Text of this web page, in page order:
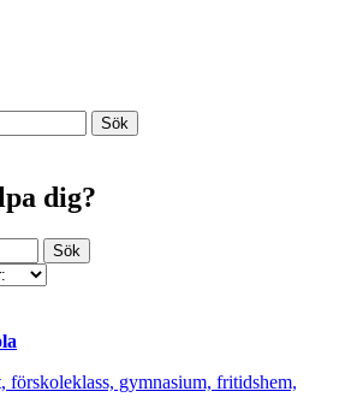
Sök
dig?
Sök
förskoleklass, gymnasium, fritidshem,